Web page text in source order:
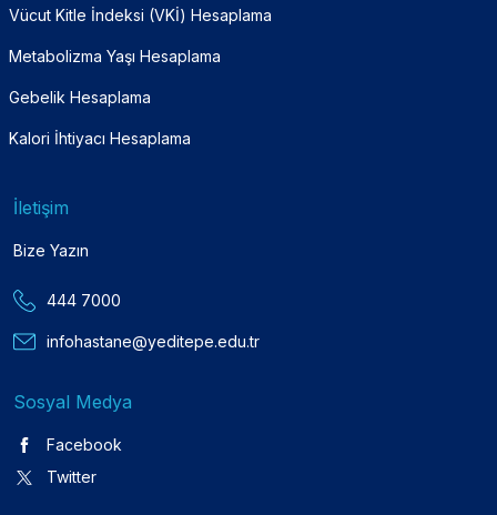
Vücut Kitle İndeksi (VKİ) Hesaplama
Metabolizma Yaşı Hesaplama
Gebelik Hesaplama
Kalori İhtiyacı Hesaplama
İletişim
Bize Yazın
444 7000
infohastane@yeditepe.edu.tr
Sosyal Medya
Facebook
Twitter